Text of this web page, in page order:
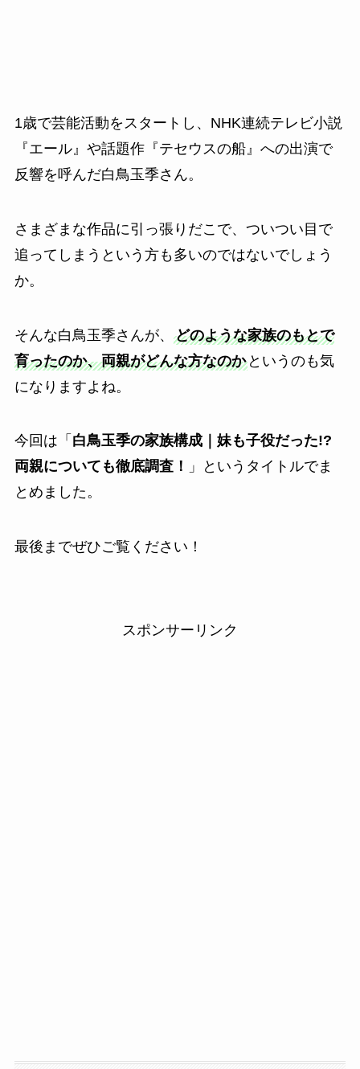
1歳で芸能活動をスタートし、NHK連続テレビ小説
『エール』や話題作『テセウスの船』への出演で
反響を呼んだ白鳥玉季さん。
さまざまな作品に引っ張りだこで、ついつい目で
追ってしまうという方も多いのではないでしょう
か。
そんな白鳥玉季さんが、 どのような家族のもとで
育ったのか、両親がどんな方なのかというのも気
になりますよね。
今回は「 白鳥玉季の家族構成｜妹も子役だった!?
両親についても徹底調査！
」というタイトルでま
とめました。
最後までぜひご覧ください！
スポンサーリンク